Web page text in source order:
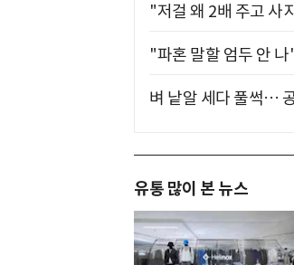
"저걸 왜 2배 주고 사
"파혼 말할 엄두 안
벼 낱알 세다 풀썩…
유통 많이 본 뉴스